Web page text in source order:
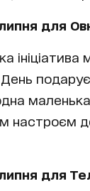
для
ініціатива
настроєм
для